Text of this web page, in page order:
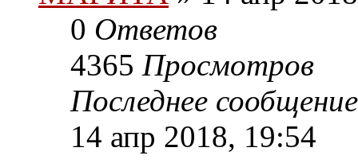
0 Ответов
4365 Просмотров
Последнее сообщение
14 апр 2018, 19:54